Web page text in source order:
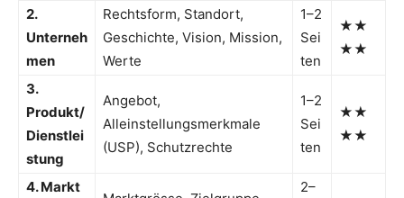
2.
Unterneh
men
Rechtsform, Standort,
Geschichte, Vision, Mission,
Werte
1–2
Sei
ten
★★
★★
3.
Produkt/
Dienstlei
stung
Angebot,
Alleinstellungsmerkmale
(USP), Schutzrechte
1–2
Sei
ten
★★
★★
4. Markt
2–